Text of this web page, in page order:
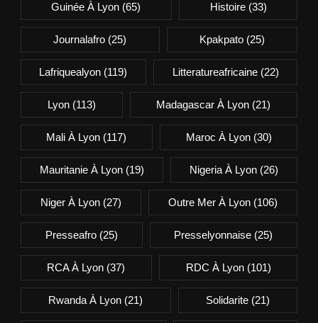
Guinée À Lyon (65) Histoire(33)
Journalafro (25) Kpakpato(25)
Lafriquealyon (119) Litteratureafricaine(22)
Lyon(113) Madagascar À Lyon (21)
Mali À Lyon (117) Maroc À Lyon(30)
Mauritanie À Lyon(19) Nigeria À Lyon (26)
Niger À Lyon(27) Outre Mer À Lyon (106)
Presseafro(25) Presselyonnaise (25)
RCA À Lyon (37) RDC À Lyon(101)
Rwanda À Lyon (21) Solidarite(21)